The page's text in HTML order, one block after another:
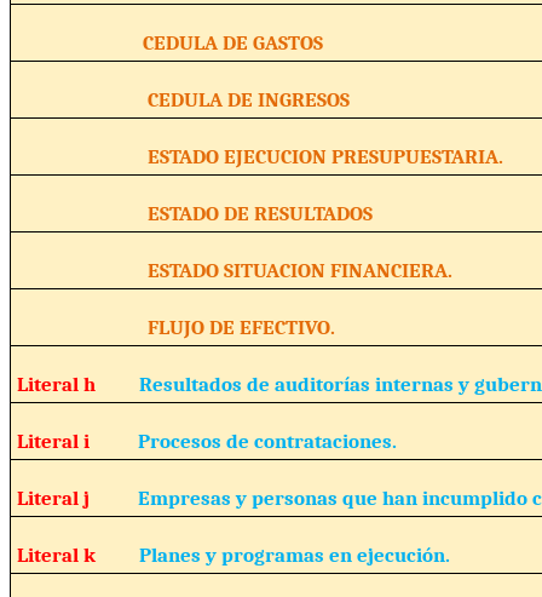
CEDULA DE GASTOS
CEDULA DE INGRESOS
ESTADO EJECUCION PRESUPUESTARIA.
ESTADO DE RESULTADOS
ESTADO SITUACION FINANCIERA.
FLUJO DE EFECTIVO.
Literal h Resultados de auditorías internas y
Literal i Procesos de contrataciones.
Literal j Empresas y personas que han incumplido
Literal k Planes y programas en ejecución.